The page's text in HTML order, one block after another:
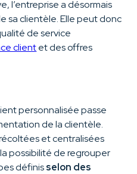
l’entreprise a désormais
sa clientèle. Elle peut donc
de service
clientet des offres
personnalisée passe
de la clientèle.
et centralisées
possibilité de regrouper
définisselon des